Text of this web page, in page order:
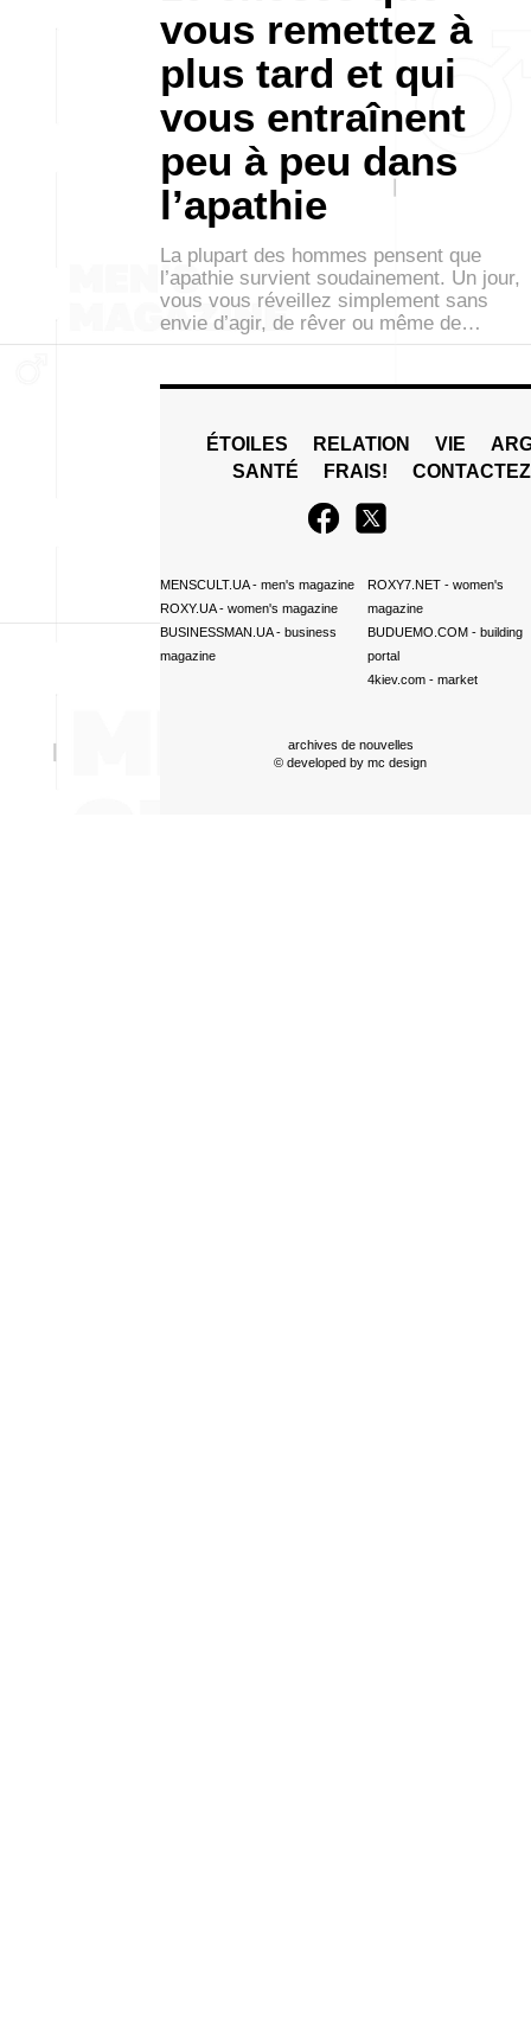
vous remettez à
plus tard et qui
vous entraînent
peu à peu dans
l’apathie
La plupart des hommes pensent que
l’apathie survient soudainement. Un jour,
vous vous réveillez simplement sans
envie d’agir, de rêver ou même de…
ÉTOILES RELATION VIE
SANTÉ
FRAIS!
MENSCULT.UA- men's magazine
ROXY.UA- women's magazine
BUSINESSMAN.UA- business
magazine
ROXY7.NET- women's
magazine
BUDUEMO.COM- building
portal
4kiev.com- market
archives de nouvelles
© developed by mc design